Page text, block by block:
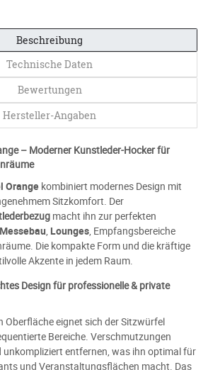
Beschreibung
Technische Daten
Bewertungen
Hersteller-Angaben
– Moderner Kunstleder-Hocker für
Orange kombiniert modernes Design mit
Sitzkomfort. Der
macht ihn zur perfekten
Messebau Lounges , Empfangsbereiche
Die kompakte Form und die kräftige
Akzente in jedem Raum.
Design für professionelle & private
Oberfläche eignet sich der Sitzwürfel
Bereiche. Verschmutzungen
unkompliziert entfernen, was ihn optimal für
und Veranstaltungsflächen macht. Das